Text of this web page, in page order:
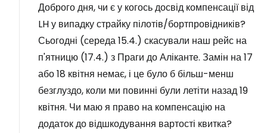
Доброго дня, чи є у когось досвід компенсації від
LH у випадку страйку пілотів/бортпровідників?
Сьогодні (середа 15.4.) скасували наш рейс на
п'ятницю (17.4.) з Праги до Аліканте. Замін на 17
або 18 квітня немає, і це було б більш-менш
безглуздо, коли ми повинні були летіти назад 19
квітня. Чи маю я право на компенсацію на
додаток до відшкодування вартості квитка?